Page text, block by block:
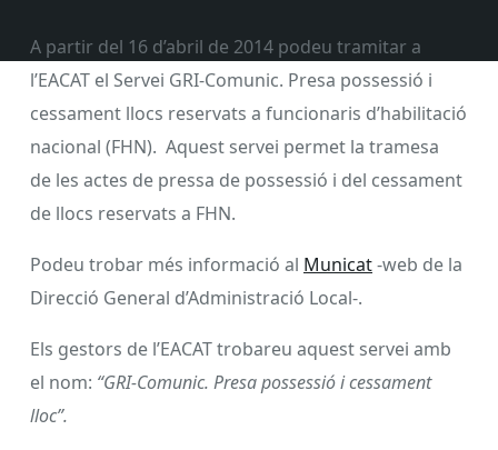
A partir del 16 d’abril de 2014 podeu tramitar a
l’EACAT el Servei GRI-Comunic. Presa possessió i
cessament llocs reservats a funcionaris d’habilitació
nacional (FHN). Aquest servei permet la tramesa
de les actes de pressa de possessió i del cessament
de llocs reservats a FHN.
Podeu trobar més informació al Municat-web de la
Direcció General d’Administració Local-.
Els gestors de l’EACAT trobareu aquest servei amb
el nom: “GRI-Comunic. Presa possessió i cessament
lloc”.